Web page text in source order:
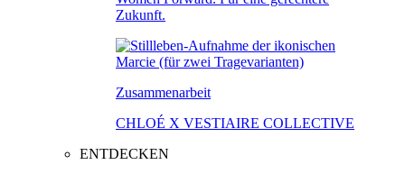
Zukunft.
Zusammenarbeit
CHLOÉ X VESTIAIRE COLLECTIVE
ENTDECKEN